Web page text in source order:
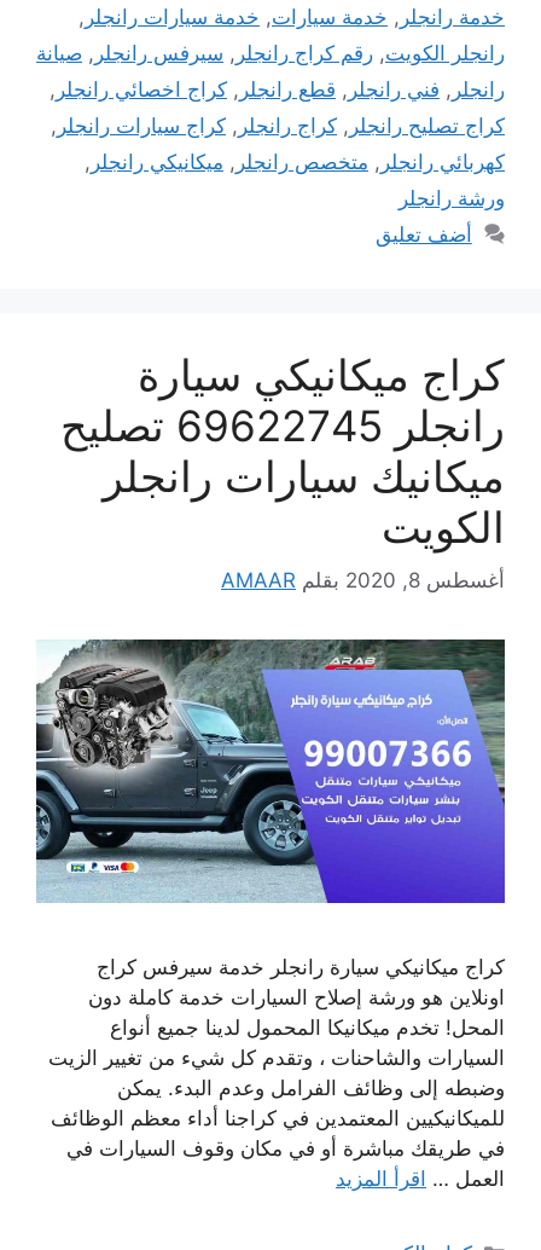
خدمة رانجلر , خدمة سيارات, خدمة سيارات رانجلر ,
رانجلر الكويت, رقم كراج رانجلر , سيرفس رانجلر , صيانة
رانجلر , فني رانجلر , قطع رانجلر , كراج اخصائي رانجلر ,
كراج تصليح رانجلر , كراج رانجلر , كراج سيارات رانجلر ,
كهربائي رانجلر , متخصص رانجلر , ميكانيكي رانجلر ,
ورشة رانجلر
أضف تعليق
كراج ميكانيكي سيارة
رانجلر 69622745 تصليح
ميكانيك سيارات رانجلر
الكويت
أغسطس 8, 2020 بقلم AMAAR
كراج ميكانيكي سيارة رانجلر خدمة سيرفس كراج
اونلاين هو ورشة إصلاح السيارات خدمة كاملة دون
المحل! تخدم ميكانيكا المحمول لدينا جميع أنواع
السيارات والشاحنات ، وتقدم كل شيء من تغيير الزيت
وضبطه إلى وظائف الفرامل وعدم البدء. يمكن
للميكانيكيين المعتمدين في كراجنا أداء معظم الوظائف
في طريقك مباشرة أو في مكان وقوف السيارات في
العمل … اقرأ المزيد